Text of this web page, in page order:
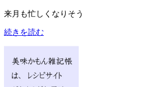
来月も忙しくなりそう
続きを読む